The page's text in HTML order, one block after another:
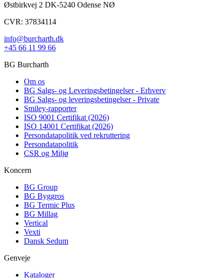
Østbirkvej 2 DK-5240 Odense NØ
CVR: 37834114
info@burcharth.dk
+45 66 11 99 66
BG Burcharth
Om os
BG Salgs- og Leveringsbetingelser - Erhverv
BG Salgs- og leveringsbetingelser - Private
Smiley-rapporter
ISO 9001 Certifikat (2026)
ISO 14001 Certifikat (2026)
Persondatapolitik ved rekruttering
Persondatapolitik
CSR og Miljø
Koncern
BG Group
BG Byggros
BG Termic Plus
BG Millag
Vertical
Vexti
Dansk Sedum
Genveje
Kataloger